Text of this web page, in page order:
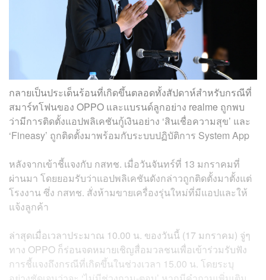
กลายเป็นประเด็นร้อนที่เกิดขึ้นตลอดทั้งสัปดาห์สำหรับกรณีที่
สมาร์ทโฟนของ OPPO และแบรนด์ลูกอย่าง realme ถูกพบ
ว่ามีการติดตั้งแอปพลิเคชันกู้เงินอย่าง ‘สินเชื่อความสุข’ และ
‘Fineasy’ ถูกติดตั้งมาพร้อมกับระบบปฏิบัติการ System App
หลังจากเข้าชี้แจงกับ กสทช. เมื่อวันจันทร์ที่ 13 มกราคมที่
ผ่านมา โดยยอมรับว่าแอปพลิเคชันดังกล่าวถูกติดตั้งมาตั้งแต่
โรงงาน ซึ่ง กสทช. สั่งห้ามขายเครื่องรุ่นใหม่ที่มีแอปและให้
แจ้งลูกค้า
ล่าสุดเมื่อเวลาประมาณ 10.00 น. ของวันนี้ (17 มกราคม) จู่ๆ
ทาง OPPO ก็ร่อนจดหมายเชิญสื่อมวลชนเพื่อเข้าร่วมรับฟัง
การชี้แจงถึงกรณีที่เกิดขึ้นในช่วงเวลา 15.00 น. โดยระบุ